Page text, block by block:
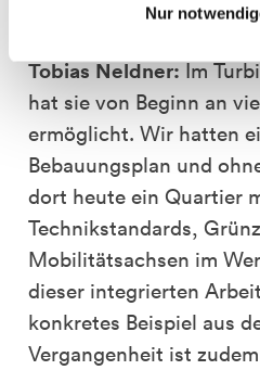
Nur
bewährt?
Tobias Neldner: Im
hat sie von Beginn an
ermöglicht. Wir hatten
Bebauungsplan und
dort heute ein Quartier
Technikstandards,
Mobilitätsachsen im
dieser integrierten
konkretes Beispiel aus
Vergangenheit ist